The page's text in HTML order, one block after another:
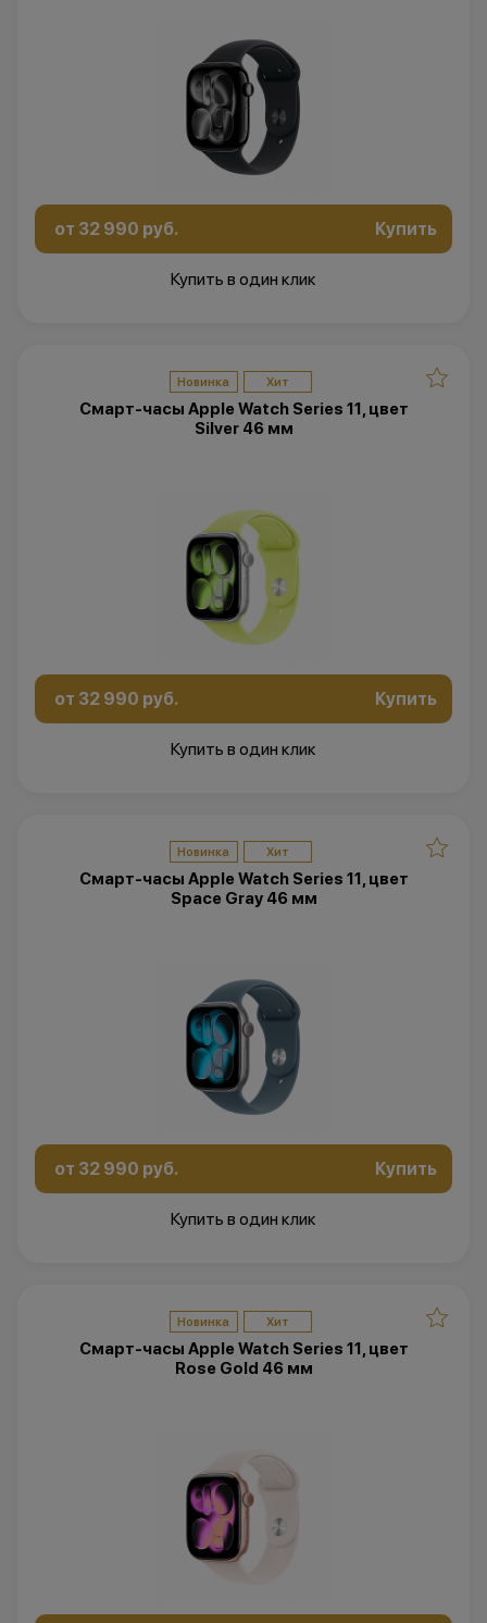
от 32 990 руб. Купить
Купить в один клик
Новинка Хит
Смарт-часы Apple Watch Series 11, цвет
Silver 46 мм
от 32 990 руб. Купить
Купить в один клик
Новинка Хит
Смарт-часы Apple Watch Series 11, цвет
Space Gray 46 мм
от 32 990 руб. Купить
Купить в один клик
Новинка Хит
Смарт-часы Apple Watch Series 11, цвет
Rose Gold 46 мм